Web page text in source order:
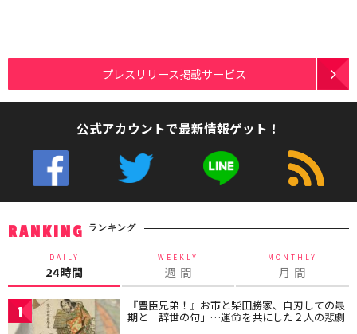
プレスリリース掲載サービス
公式アカウントで最新情報ゲット！
RANKING ランキング
DAILY
24時間
WEEKLY
週 間
MONTHLY
月 間
1 『豊臣兄弟！』お市と柴田勝家、自刃しての最
期と「辞世の句」…運命を共にした２人の悲劇